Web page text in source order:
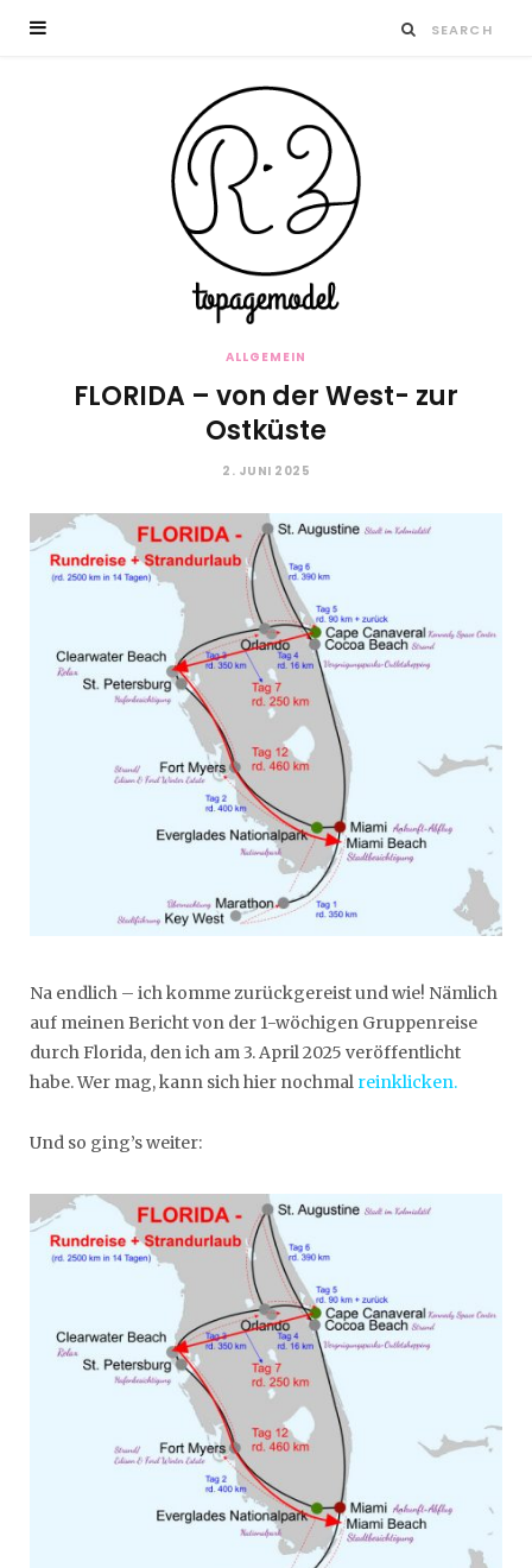
ALLGEMEIN
FLORIDA – von der West- zur
Ostküste
2. JUNI 2025
Na endlich – ich komme zurückgereist und wie! Nämlich
auf meinen Bericht von der 1-wöchigen Gruppenreise
durch Florida, den ich am 3. April 2025 veröffentlicht
habe. Wer mag, kann sich hier nochmal reinklicken.
Und so ging’s weiter: